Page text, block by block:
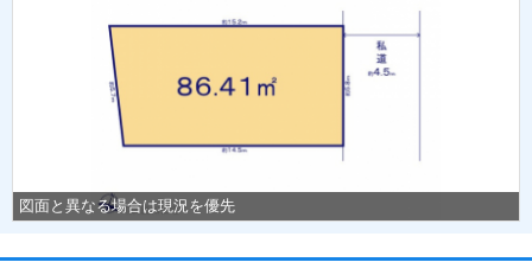
図面と異なる場合は現況を優先